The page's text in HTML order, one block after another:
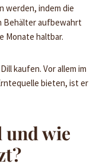
werden, indem die
Behälter aufbewahrt
Monate haltbar.
kaufen. Vor allem im
bieten, ist er
wie